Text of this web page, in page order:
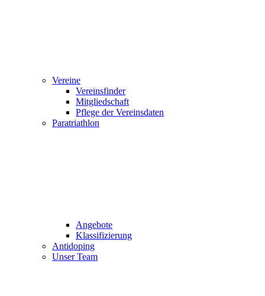
Vereine
Vereinsfinder
Mitgliedschaft
Pflege der Vereinsdaten
Paratriathlon
Angebote
Klassifizierung
Antidoping
Unser Team